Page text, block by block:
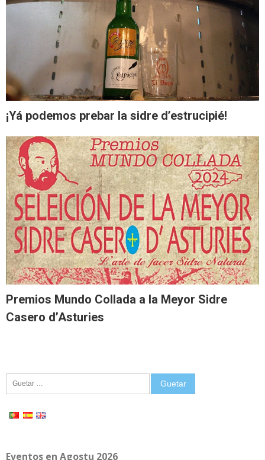
¡Yá podemos prebar la sidre d’estrucipié!
Premios Mundo Collada a la Meyor Sidre
Casero d’Asturies
Guetar:
Eventos en Agostu 2026